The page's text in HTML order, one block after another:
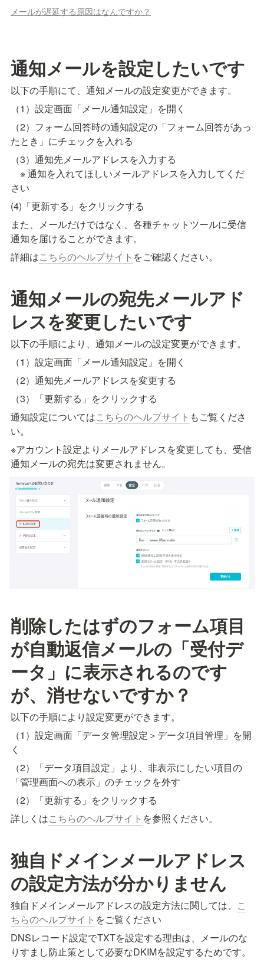
メールが遅延する原因はなんですか？
通知メールを設定したいです
以下の手順にて、通知メールの設定変更ができます。
（1）設定画面「メール通知設定」を開く
（2）フォーム回答時の通知設定の「フォーム回答があっ
たとき」にチェックを入れる
（3）通知先メールアドレスを入力する
※ 通知を入れてほしいメールアドレスを入力してくだ
さい
(4)「更新する」をクリックする
また、メールだけではなく、各種チャットツールに受信
通知を届けることができます。
詳細はこちらのヘルプサイト をご確認ください。
通知メールの宛先メールアド
レスを変更したいです
以下の手順により、通知メールの設定変更ができます。
（1）設定画面「メール通知設定」を開く
（2）通知先メールアドレスを変更する
（3）「更新する」をクリックする
通知設定についてはこちらのヘルプサイト もご覧くださ
い。
※アカウント設定よりメールアドレスを変更しても、受信
通知メールの宛先は変更されません。
削除したはずのフォーム項目
が自動返信メールの「受付デ
ータ」に表示されるのです
が、消せないですか？
以下の手順により設定変更ができます。
（1）設定画面「データ管理設定＞データ項目管理」を開
く
（2）「データ項目設定」より、非表示にしたい項目の
「管理画面への表示」のチェックを外す
（2）「更新する」をクリックする
詳しくはこちらのヘルプサイト を参照ください。
独自ドメインメールアドレス
の設定方法が分かりません
独自ドメインメールアドレスの設定方法に関しては、 こ
ちらのヘルプサイト をご覧ください
DNSレコード設定でTXTを設定する理由は、メールのな
りすまし防止策として必要なDKIMを設定するためです。